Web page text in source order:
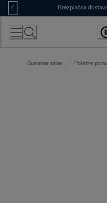
Skip
to
Content
Brezplačna
Summer sales Poletne